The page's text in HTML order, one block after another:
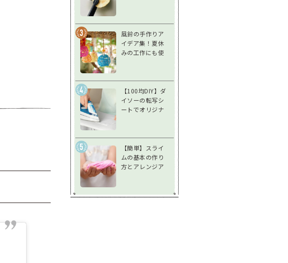
ー
風鈴の手作りア
イデア集！夏休
みの工作にも使
過ごそう
【100均DIY】ダ
イソーの転写シ
ートでオリジナ
意点を徹底解説
【簡単】スライ
ムの基本の作り
方とアレンジア
う！